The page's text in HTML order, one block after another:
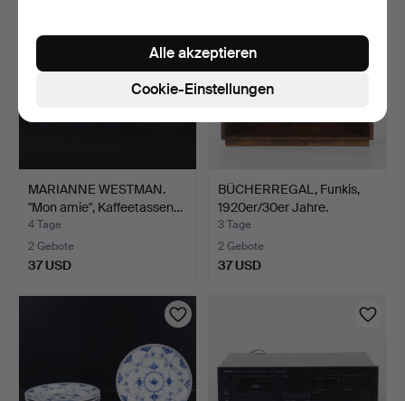
MARIANNE WESTMAN.
"Mon amie", Kaffeetassen…
4 Tage
2 Gebote
37 USD
BÜCHERREGAL, Funkis,
1920er/30er Jahre.
3 Tage
2 Gebote
37 USD
Cookie-Einstellungen
Alle akzeptieren